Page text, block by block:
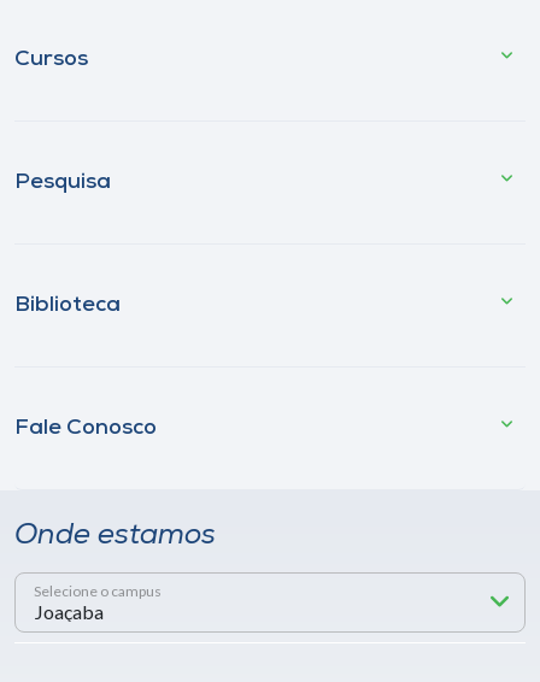
Cursos
Pesquisa
Biblioteca
Fale Conosco
Onde estamos
Selecione o campus